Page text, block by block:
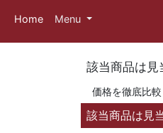
Home Menu
該当商品は見
価格を徹底比
該当商品は見